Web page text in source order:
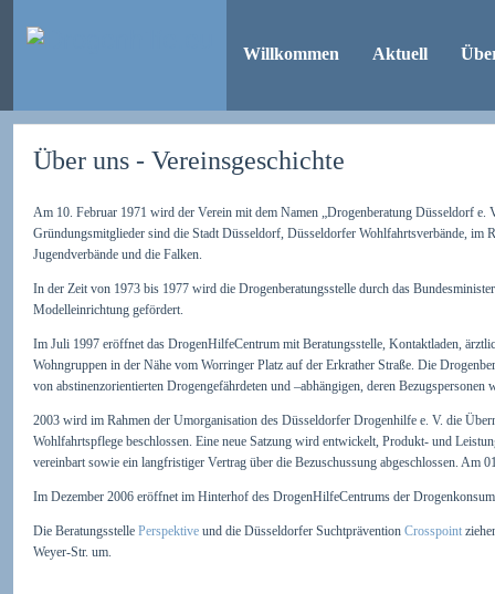
Willkommen Aktuell
Über uns - Vereinsgeschichte
Am 10. Februar 1971 wird der Verein mit dem Namen „Drogenberatung Düsseldorf e.
Gründungsmitglieder sind die Stadt Düsseldorf, Düsseldorfer Wohlfahrtsverbände, im
Jugendverbände und die Falken.
In der Zeit von 1973 bis 1977 wird die Drogenberatungsstelle durch das
Modelleinrichtung gefördert.
Im Juli 1997 eröffnet das DrogenHilfeCentrum mit Beratungsstelle, Kontaktladen,
Wohngruppen in der Nähe vom Worringer Platz auf der Erkrather Straße. Die
von abstinenzorientierten Drogengefährdeten und –abhängigen, deren
2003 wird im Rahmen der Umorganisation des Düsseldorfer Drogenhilfe e. V. die
Wohlfahrtspflege beschlossen. Eine neue Satzung wird entwickelt, Produkt- und
vereinbart sowie ein langfristiger Vertrag über die Bezuschussung abgeschlossen. Am
Im Dezember 2006 eröffnet im Hinterhof des DrogenHilfeCentrums der
Die Beratungsstelle Perspektive und die Düsseldorfer Suchtprävention Crosspoint
Weyer-Str. um.